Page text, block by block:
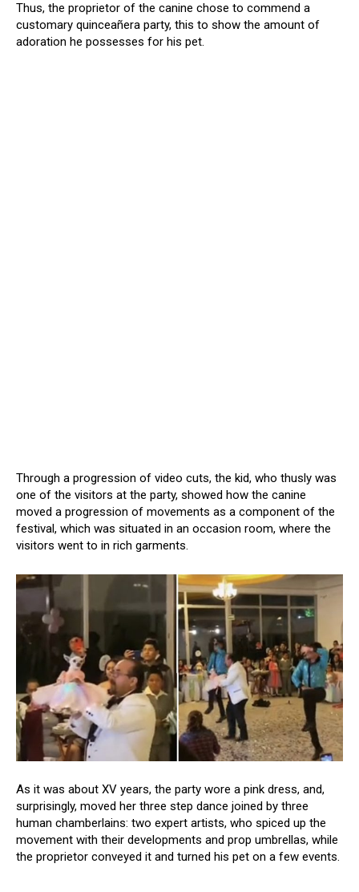
Thus, the proprietor of the canine chose to commend a
customary quinceañera party, this to show the amount of
adoration he possesses for his pet.
Through a progression of video cuts, the kid, who thusly was
one of the visitors at the party, showed how the canine
moved a progression of movements as a component of the
festival, which was situated in an occasion room, where the
visitors went to in rich garments.
As it was about XV years, the party wore a pink dress, and,
surprisingly, moved her three step dance joined by three
human chamberlains: two expert artists, who spiced up the
movement with their developments and prop umbrellas, while
the proprietor conveyed it and turned his pet on a few events.